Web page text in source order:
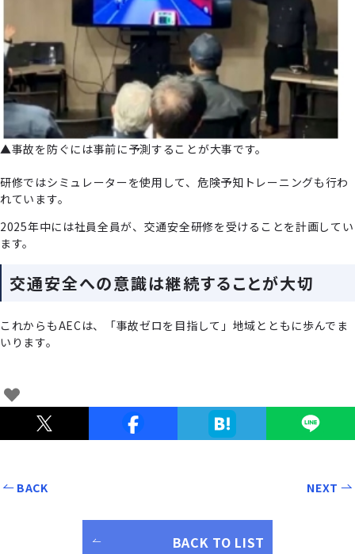
▲事故を防ぐには事前に予測することが⼤事です。
研修ではシミュレーターを使⽤して、危険予知トレーニングも⾏わ
れています。
2025年中には社員全員が、交通安全研修を受けることを計画してい
ます。
交通安全への意識は継続することが⼤切
これからもAECは、「事故ゼロを⽬指して」地域とともに歩んでま
いります。
BACK
BACK TO LIST
NEXT